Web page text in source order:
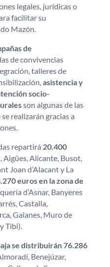
legales, jurídicas o
facilitar su
Mazón.
de
de convivencias
talleres de
asistencia y
socio-
son algunas de las
realizarán gracias a
repartirá 20.400
Aigües, Alicante, Busot,
Joan d’Alacant y La
euros en la zona de
d’Asnar, Banyeres
Castalla,
Gaianes, Muro de
Tibi).
se distribuirán 76.286
Benejúzar,